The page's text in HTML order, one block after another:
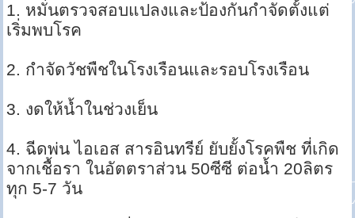
1. หมั่นตรวจสอบแปลงและป้องกันกำจัดตั้งแต่
เริ่มพบโรค
2. กำจัดวัชพืชในโรงเรือนและรอบโรงเรือน
3. งดให้น้ำในช่วงเย็น
4. ฉีดพ่น ไอเอส สารอินทรีย์ ยับยั้งโรคพืช ที่เกิด
จากเชื้อรา ในอัตตราส่วน 50ซีซี ต่อน้ำ 20ลิตร
ทุก 5-7 วัน